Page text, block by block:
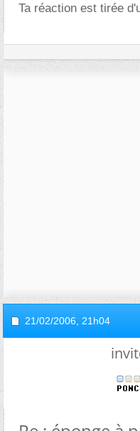
Ta réaction est tirée
21/02/2006, 21h04